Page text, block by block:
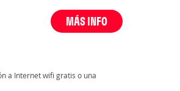
MÁS INFO
a Internet wifi gratis o una